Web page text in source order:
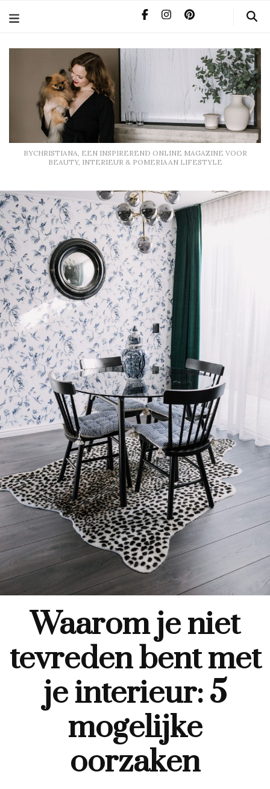
BYCHRISTIANA, EEN INSPIREREND ONLINE MAGAZINE VOOR
BEAUTY, INTERIEUR & POMERIAAN LIFESTYLE
Waarom je niet
tevreden bent met
je interieur: 5
mogelijke
oorzaken